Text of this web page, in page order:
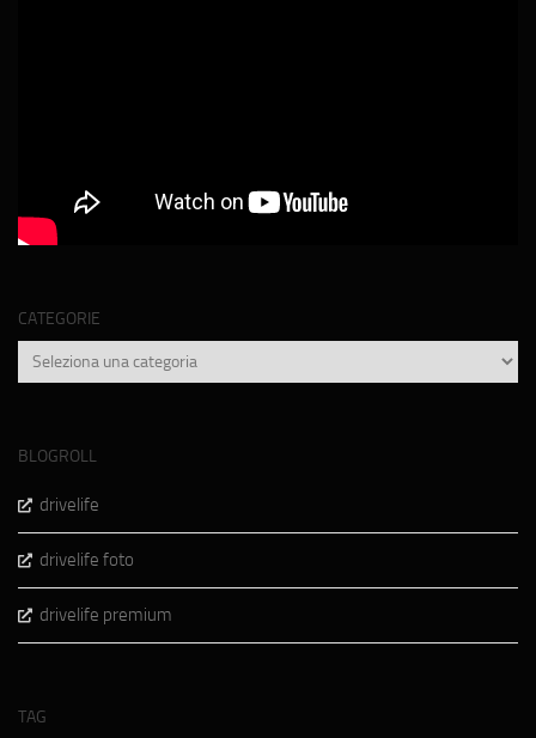
CATEGORIE
Categorie
BLOGROLL
drivelife
drivelife foto
drivelife premium
TAG